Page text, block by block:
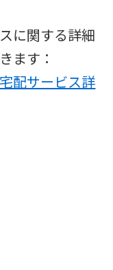
に関する詳細
ます：
配サービス詳